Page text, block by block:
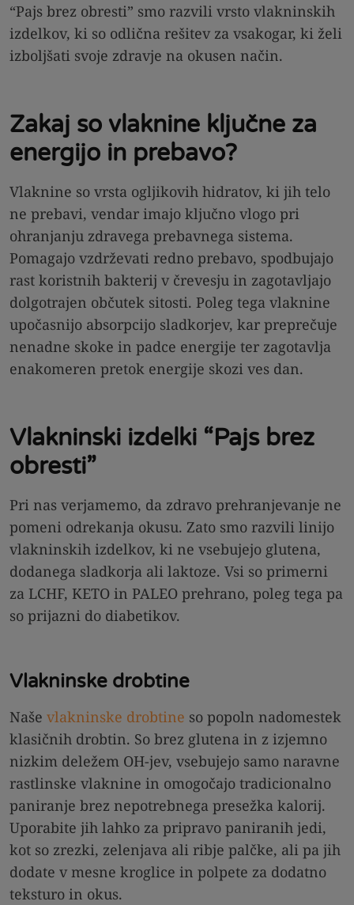
“Pajs brez obresti” smo razvili vrsto vlakninskih
izdelkov, ki so odlična rešitev za vsakogar, ki želi
izboljšati svoje zdravje na okusen način.
Zakaj so vlaknine ključne za
energijo in prebavo?
Vlaknine so vrsta ogljikovih hidratov, ki jih telo
ne prebavi, vendar imajo ključno vlogo pri
ohranjanju zdravega prebavnega sistema.
Pomagajo vzdrževati redno prebavo, spodbujajo
rast koristnih bakterij v črevesju in zagotavljajo
dolgotrajen občutek sitosti. Poleg tega vlaknine
upočasnijo absorpcijo sladkorjev, kar preprečuje
nenadne skoke in padce energije ter zagotavlja
enakomeren pretok energije skozi ves dan.
Vlakninski izdelki “Pajs brez
obresti”
Pri nas verjamemo, da zdravo prehranjevanje ne
pomeni odrekanja okusu. Zato smo razvili linijo
vlakninskih izdelkov, ki ne vsebujejo glutena,
dodanega sladkorja ali laktoze. Vsi so primerni
za LCHF, KETO in PALEO prehrano, poleg tega pa
so prijazni do diabetikov.
Vlakninske drobtine
Naše vlakninske drobtine so popoln nadomestek
klasičnih drobtin. So brez glutena in z izjemno
nizkim deležem OH-jev, vsebujejo samo naravne
rastlinske vlaknine in omogočajo tradicionalno
paniranje brez nepotrebnega presežka kalorij.
Uporabite jih lahko za pripravo paniranih jedi,
kot so zrezki, zelenjava ali ribje palčke, ali pa jih
dodate v mesne kroglice in polpete za dodatno
teksturo in okus.